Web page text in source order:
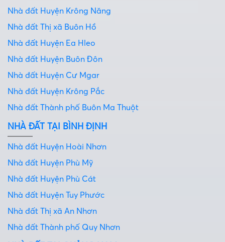
Nhà đất Huyện Krông Năng
Nhà đất Thị xã Buôn Hồ
Nhà đất Huyện Ea Hleo
Nhà đất Huyện Buôn Đôn
Nhà đất Huyện Cư Mgar
Nhà đất Huyện Krông Pắc
Nhà đất Thành phố Buôn Ma Thuột
NHÀ ĐẤT TẠI BÌNH ĐỊNH
Nhà đất Huyện Hoài Nhơn
Nhà đất Huyện Phù Mỹ
Nhà đất Huyện Phù Cát
Nhà đất Huyện Tuy Phước
Nhà đất Thị xã An Nhơn
Nhà đất Thành phố Quy Nhơn